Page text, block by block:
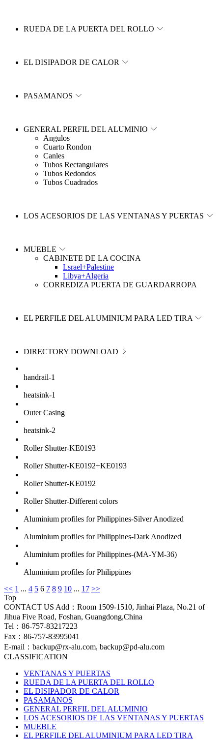
RUEDA DE LA PUERTA DEL ROLLO
EL DISIPADOR DE CALOR
PASAMANOS
GENERAL PERFIL DEL ALUMINIO
Angulos
Cuarto Rondon
Canles
Tubos Rectangulares
Tubos Redondos
Tubos Cuadrados
LOS ACESORIOS DE LAS VENTANAS Y PUERTAS
MUEBLE
CABINETE DE LA COCINA
Lsrael+Palestine
Libya+Algeria
CORREDIZA PUERTA DE GUARDARROPA
EL PERFILE DEL ALUMINIUM PARA LED TIRA
DIRECTORY DOWNLOAD
handrail-1
heatsink-1
Outer Casing
heatsink-2
Roller Shutter-KE0193
Roller Shutter-KE0192+KE0193
Roller Shutter-KE0192
Roller Shutter-Different colors
Aluminium profiles for Philippines-Silver Anodized
Aluminium profiles for Philippines-Dark Anodized
Aluminium profiles for Philippines-(MA-YM-36)
Aluminium profiles for Philippines
<< 1 ... 4 5 6 7 8 9 10 ... 17 >>
Top
CONTACT US Add：Room 1509-1510, Jinhai Plaza, No.21 of
Jihua Five Road, Foshan, Guangdong,China
Tel：86-757-83217223
Fax：86-757-83995041
E-mail：backup@rx-alu.com, backup@pd-alu.com
CLASSIFICATION
VENTANAS Y PUERTAS
RUEDA DE LA PUERTA DEL ROLLO
EL DISIPADOR DE CALOR
PASAMANOS
GENERAL PERFIL DEL ALUMINIO
LOS ACESORIOS DE LAS VENTANAS Y PUERTAS
MUEBLE
EL PERFILE DEL ALUMINIUM PARA LED TIRA